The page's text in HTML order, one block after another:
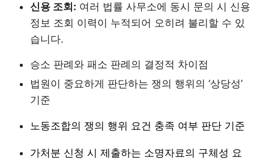
신용 조회: 여러 법률 사무소에 동시 문의 시 신용
정보 조회 이력이 누적되어 오히려 불리할 수 있
습니다.
승소 판례와 패소 판례의 결정적 차이점
법원이 중요하게 판단하는 쟁의 행위의 ‘상당성’
기준
노동조합의 쟁의 행위 요건 충족 여부 판단 기준
가처분 신청 시 제출하는 소명자료의 구체성 요